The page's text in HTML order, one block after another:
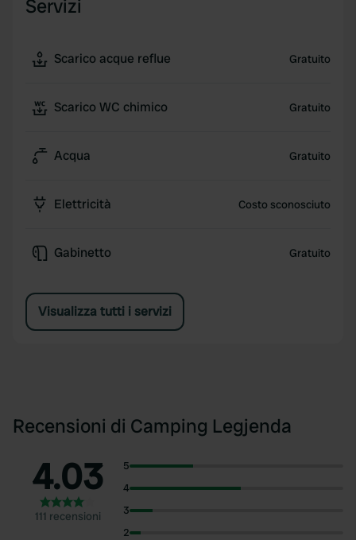
Servizi
Scarico acque reflue Gratuito
Scarico WC chimico Gratuito
Acqua Gratuito
Elettricità Costo sconosciuto
Gabinetto Gratuito
Visualizza tutti i servizi
Recensioni di Camping Legjenda
4.03
111 recensioni
5
4
3
2